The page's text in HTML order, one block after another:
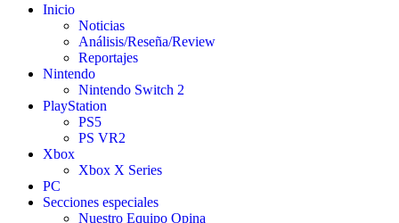
Inicio
Noticias
Análisis/Reseña/Review
Reportajes
Nintendo
Nintendo Switch 2
PlayStation
PS5
PS VR2
Xbox
Xbox X Series
PC
Secciones especiales
Nuestro Equipo Opina